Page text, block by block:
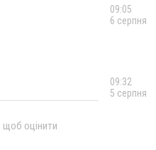
, щоб оцінити
09:05
6 серпня
09:32
5 серпня